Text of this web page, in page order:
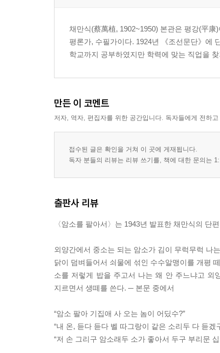
채만식(蔡萬植, 1902~1950) 본관은 평강(平
평론가, 수필가이다. 1924년 《조선문단》에
학교까지 공부하였지만 학력에 맞는 직업을
만든 이 코멘트
저자, 역자, 편집자를 위한 공간입니다. 독자들에게 전하
접수된 글은 확인을 거쳐 이 곳에 게재됩니다.
독자 분들의 리뷰는 리뷰 쓰기를, 책에 대한 문의는
출판사 리뷰
〈암소를 팔아서〉는 1943년 발표한 채만식의 단
외양간에서 중소는 되는 암소가 김이 무럭무럭 나
닭이 덤벼들어서 쇠물에 섞인 수수알맹이를 개평
소를 저렇게 밥을 주고서 나는 왜 안 주느냐고 외
지르면서 생떼를 쓴다. ─ 본문 중에서
“암소 팔아 기집애 사 오는 놈이 어딨수?”
“내 온, 듣다 듣다 벨 따그랑이 같은 소리두 다 듣겠
“저 손 그리구 암소래두 소가 좋아서 두구 부리문